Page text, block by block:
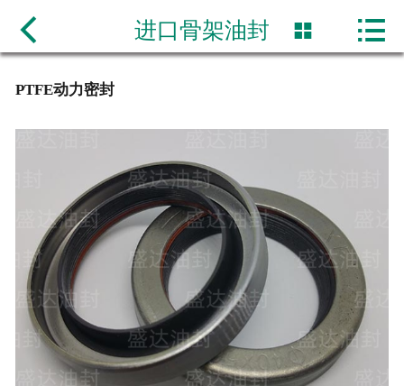
网站首页
产品规格价格表
联系我们
 进口骨架油封  
PTFE动力密封